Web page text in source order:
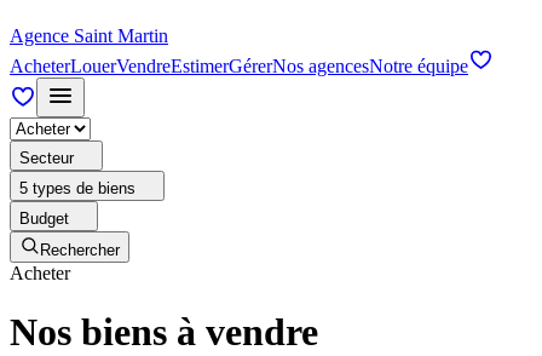
Agence Saint Martin
AcheterLouerVendreEstimerGérerNos agencesNotre équipe
Secteur
5 types de biens
Budget
Rechercher
Acheter
Nos biens à vendre